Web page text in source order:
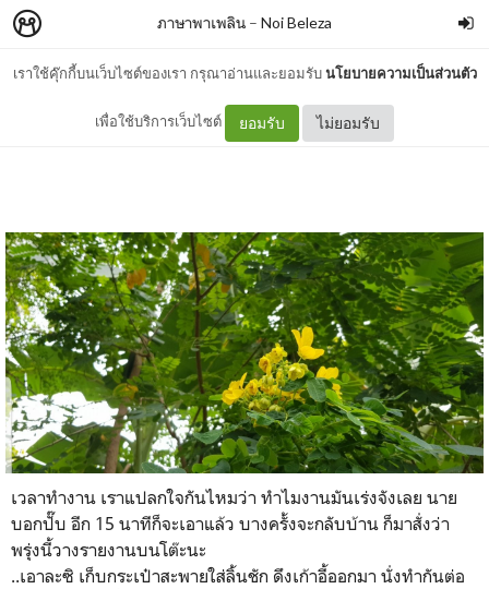
เราใช้คุ๊กกี้บนเว็บไซต์ของเรา กรุณาอ่านและยอมรับนโยบายความเป็นส่วนตัว
เพื่อใช้บริการเว็บไซต์ ยอมรับ ไม่ยอมรับ
ภาษาพาเพลิน – Noi Beleza
It's only Challenge
เวลาทำงาน เราแปลกใจกันไหมว่า ทำไมงานมันเร่งจังเลย นาย
บอกปั๊บ อีก 15 นาทีก็จะเอาแล้ว บางครั้งจะกลับบ้าน ก็มาสั่งว่า
พรุ่งนี้วางรายงานบนโต๊ะนะ
..เอาละซิ เก็บกระเป๋าสะพายใส่ลิ้นชัก ดึงเก้าอี้ออกมา นั่งทำกันต่อ